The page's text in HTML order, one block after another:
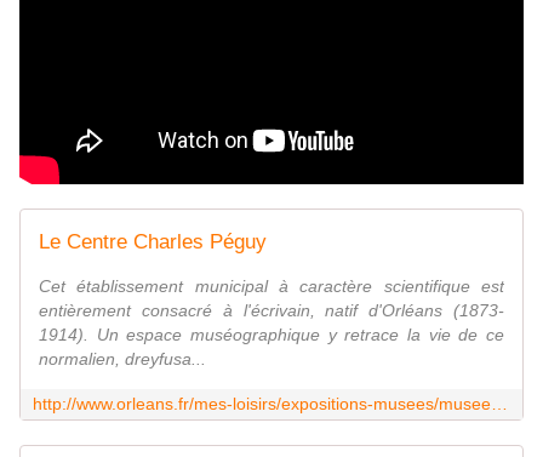
Le Centre Charles Péguy
Cet établissement municipal à caractère scientifique est
entièrement consacré à l'écrivain, natif d'Orléans (1873-
1914). Un espace muséographique y retrace la vie de ce
normalien, dreyfusa...